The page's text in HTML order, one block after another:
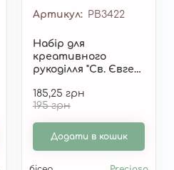
Артикул РВ3422
Набір для
креативного
рукоділля "Св. Євген
РВ3422
185,25 грн
195 грн
Додати в кошик